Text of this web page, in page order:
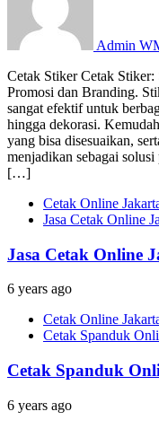
Admin
Cetak Stiker Cetak
Promosi dan Branding.
sangat efektif untuk
hingga dekorasi.
yang bisa disesuaikan,
menjadikan sebagai
[…]
Cetak Online
Jasa Cetak Online
Jasa Cetak Online
6 years ago
Cetak Online
Cetak Spanduk
Cetak Spanduk
6 years ago